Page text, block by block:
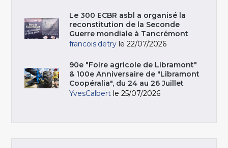
Le 300 ECBR asbl a organisé la
reconstitution de la Seconde
Guerre mondiale à Tancrémont
francois.detry le 22/07/2026
90e "Foire agricole de Libramont"
& 100e Anniversaire de "Libramont
Coopéralia", du 24 au 26 Juillet
YvesCalbert le 25/07/2026